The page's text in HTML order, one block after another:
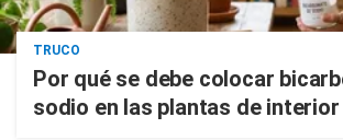
TRUCO
Por qué se debe colocar
sodio en las plantas de interior